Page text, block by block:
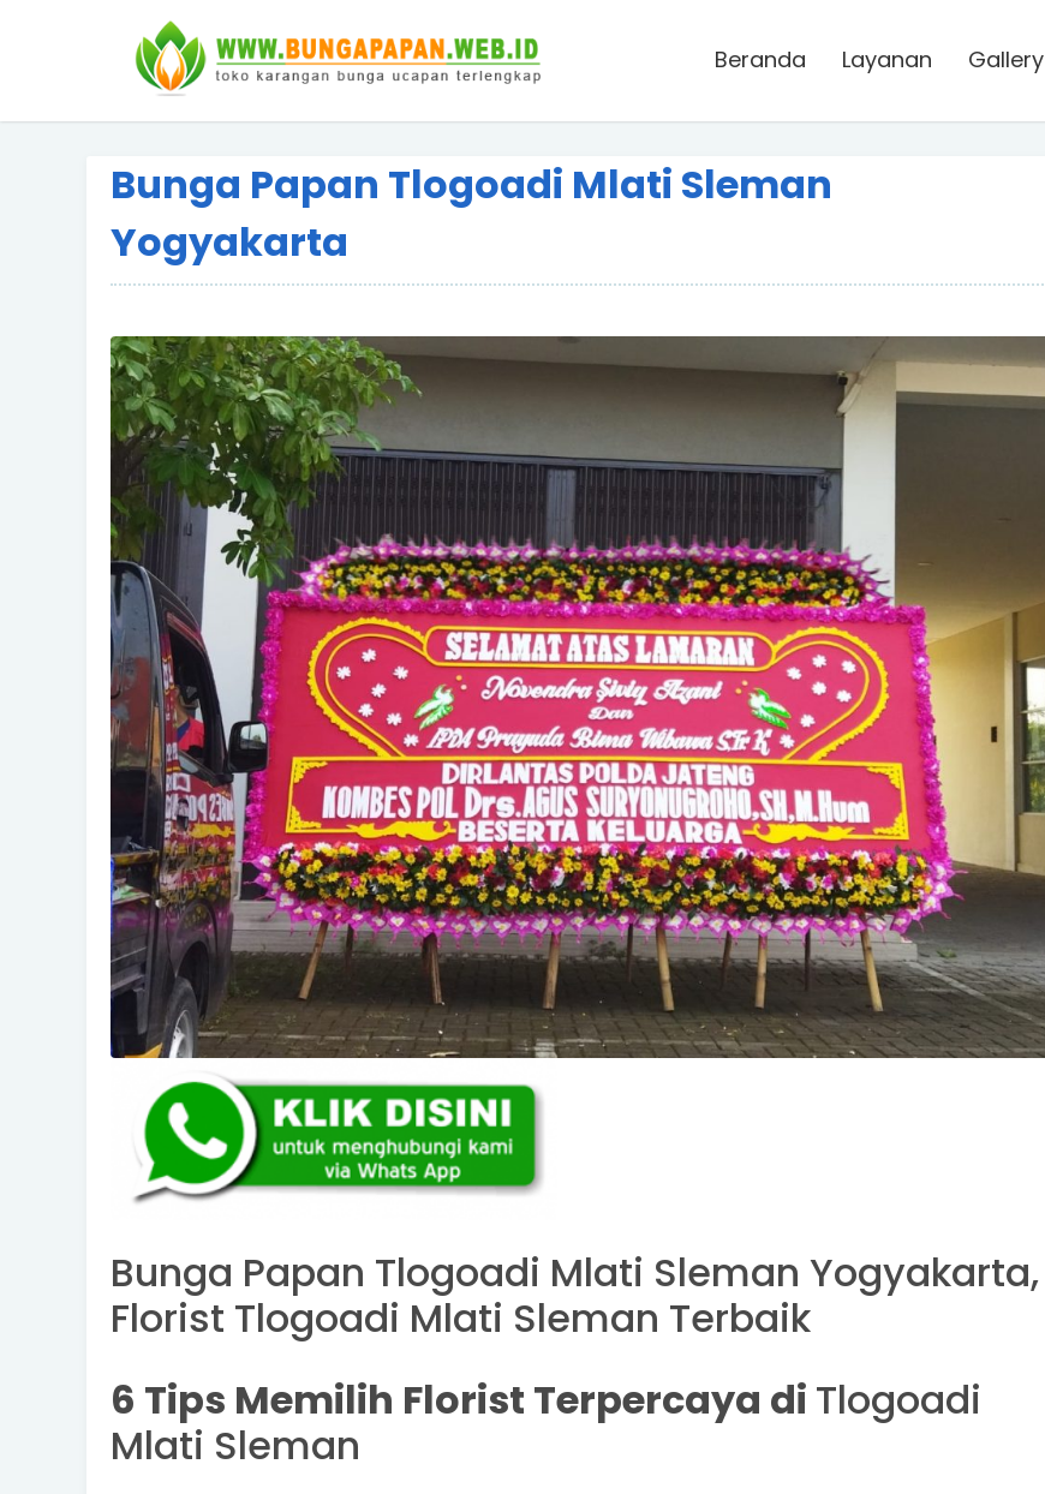
Beranda Layanan Gallery
Bunga Papan Tlogoadi Mlati Sleman
Yogyakarta
Bunga Papan Tlogoadi Mlati Sleman Yogyakarta,
Florist Tlogoadi Mlati Sleman Terbaik
6 Tips Memilih Florist Terpercaya di Tlogoadi
Mlati Sleman